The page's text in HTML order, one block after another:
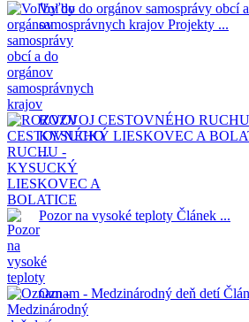
Voľby do orgánov samosprávy obcí
samosprávnych krajov Projekty ...
ROZVOJ CESTOVNÉHO
KYSUCKÝ LIESKOVEC A
...
Pozor na vysoké teploty Článek ...
Oznam - Medzinárodný deň detí